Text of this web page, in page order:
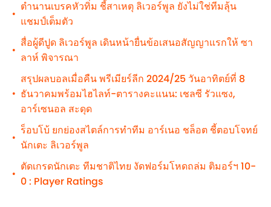
•
ตำนานเบรคหัวทิ่ม ชี้สาเหตุ ลิเวอร์พูล ยังไม่ใช่ทีมลุ้น
แชมป์เต็มตัว
•
สื่อผู้ดีปูด ลิเวอร์พูล เดินหน้ายื่นข้อเสนอสัญญาแรกให้ ซา
ลาห์ พิจารณา
•
สรุปผลบอลเมื่อคืน พรีเมียร์ลีก 2024/25 วันอาทิตย์ที่ 8
ธันวาคมพร้อมไฮไลท์-ตารางคะแนน: เชลซี รัวแซง,
อาร์เซนอล สะดุด
•
ร็อบโบ้ ยกย่องสไตล์การทำทีม อาร์เนอ ชล็อต ชี้ตอบโจทย์
นักเตะ ลิเวอร์พูล
•
ตัดเกรดนักเตะ ทีมชาติไทย งัดฟอร์มโหดถล่ม ติมอร์ฯ 10-
0 : Player Ratings